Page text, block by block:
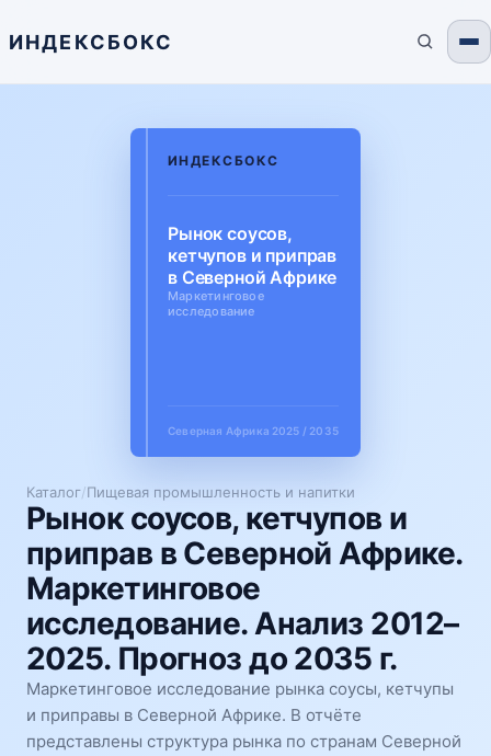
ИНДЕКСБОКС
Каталог/Пищевая промышленность и напитки
Рынок соусов, кетчупов и
приправ в Северной Африке.
Маркетинговое
исследование. Анализ 2012–
2025. Прогноз до 2035 г.
Маркетинговое исследование рынка соусы, кетчупы
и приправы в Северной Африке. В отчёте
представлены структура рынка по странам Северной
ИНДЕКСБОКС
Рынок соусов,
кетчупов и приправ
в Северной Африке
Маркетинговое
исследование
Северная Африка 2025 / 2035